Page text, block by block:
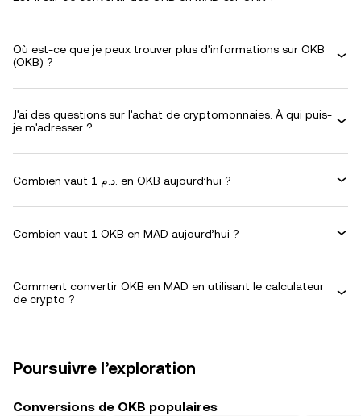
Où est-ce que je peux trouver plus d'informations sur OKB
(OKB) ?
J'ai des questions sur l'achat de cryptomonnaies. À qui puis-
je m'adresser ?
Combien vaut 1 د.م. en OKB aujourd’hui ?
Combien vaut 1 OKB en MAD aujourd’hui ?
Comment convertir OKB en MAD en utilisant le calculateur
de crypto ?
Poursuivre l’exploration
Conversions de OKB populaires